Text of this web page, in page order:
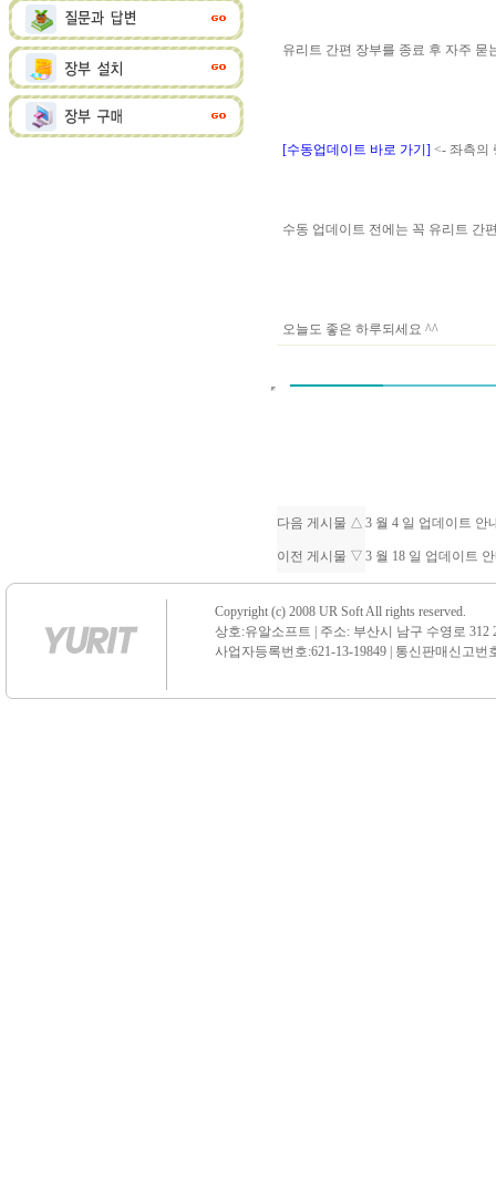
유리트 간편 장부를 종료 후 자주
[수동업데이트 바로 가기] <- 좌측의
수동 업데이트 전에는 꼭 유리트 간
오늘도 좋은 하루되세요 ^^
다음 게시물 △ 3 월 4 일 업데이트 안
이전 게시물 ▽ 3 월 18 일 업데이트
Copyright (c) 2008 UR Soft All rights reserved.
상호:유알소프트 | 주소: 부산시 남구 수영로 312
사업자등록번호:621-13-19849 | 통신판매신고번